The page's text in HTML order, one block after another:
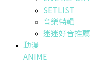
SETLIST
音樂特輯
迷迷好音推薦
動漫
ANIME